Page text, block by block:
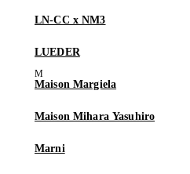
LN-CC x NM3
LUEDER
Maison Margiela
Maison Mihara Yasuhiro
Marni